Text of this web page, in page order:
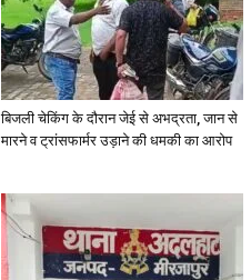
बिजली चेकिंग के दौरान जेई से अभद्रता, जान से
मारने व ट्रांसफार्मर उड़ाने की धमकी का आरोप